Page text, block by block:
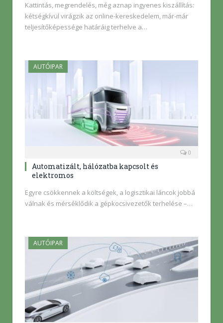
Kattintás, megrendelés, még aznap ingyenes kiszállítás:
kétségkívül virágzik az online-kereskedelem, már-már
teljesítőképessége határáig terhelve a…
AUTÓIPAR
0
Automatizált, hálózatba kapcsolt és
elektromos
Egyre csökkennek a költségek, a logisztikai láncok jobbá
válnak és mérséklődik a gépkocsivezetők terhelése –…
AUTÓIPAR